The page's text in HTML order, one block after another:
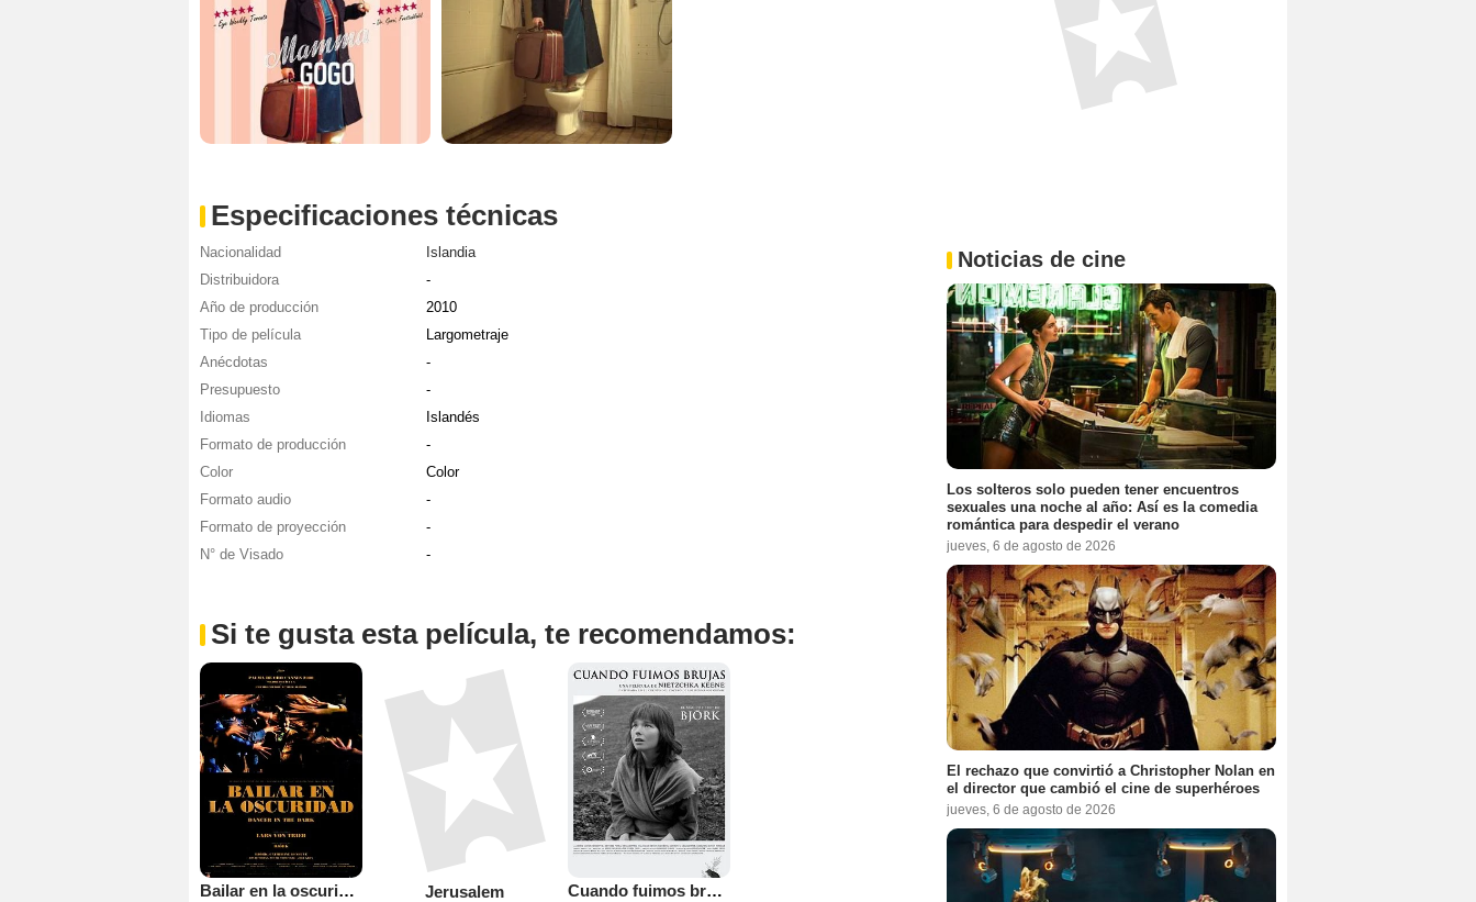
Especificaciones técnicas
Nacionalidad
Islandia
Distribuidora
-
Año de producción
2010
Tipo de película
Largometraje
Anécdotas
-
Presupuesto
-
Idiomas
Islandés
Formato de producción
-
Color
Color
Formato audio
-
Formato de proyección
-
N° de Visado
-
Si te gusta esta película, te recomendamos:
Bailar en la oscuridad Jerusalem Cuando fuimos brujas
Noticias de cine
Los solteros solo pueden tener encuentros
sexuales una noche al año: Así es la comedia
romántica para despedir el verano
jueves, 6 de agosto de 2026
El rechazo que convirtió a Christopher Nolan en
el director que cambió el cine de superhéroes
jueves, 6 de agosto de 2026